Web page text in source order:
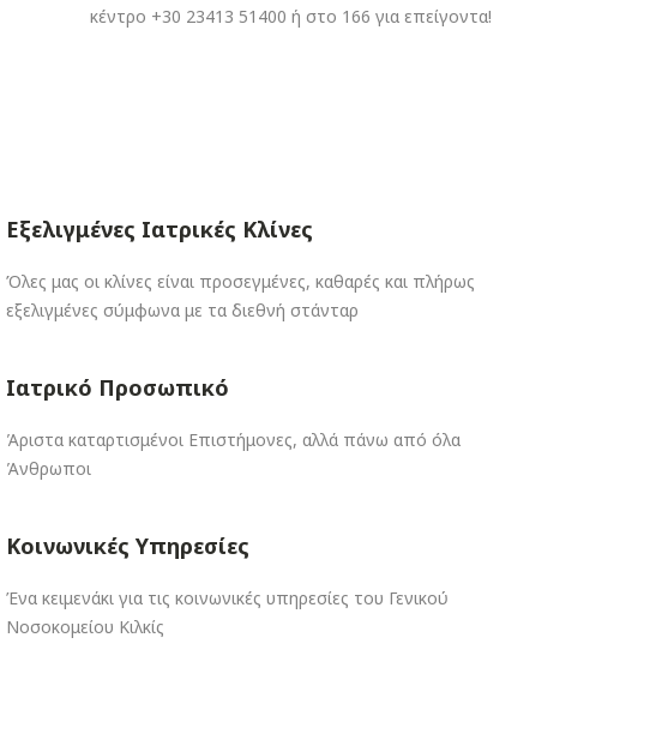
κέντρο +30 23413 51400 ή στο 166 για επείγοντα!
Εξελιγμένες Ιατρικές Κλίνες
Όλες μας οι κλίνες είναι προσεγμένες, καθαρές και πλήρως
εξελιγμένες σύμφωνα με τα διεθνή στάνταρ
Ιατρικό Προσωπικό
Άριστα καταρτισμένοι Επιστήμονες, αλλά πάνω από όλα
Άνθρωποι
Κοινωνικές Υπηρεσίες
Ένα κειμενάκι για τις κοινωνικές υπηρεσίες του Γενικού
Νοσοκομείου Κιλκίς